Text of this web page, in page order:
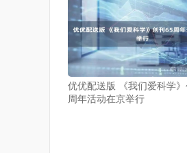
优优配送版 《我们爱科学
周年活动在京举行